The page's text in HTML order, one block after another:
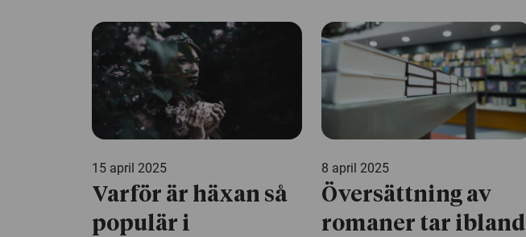
15 april 2025
Varför är häxan så
populär i
8 april 2025
Översättning av
romaner tar ibland